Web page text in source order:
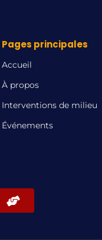
Pages principales
Accueil
À propos
Interventions de milieu
Événements